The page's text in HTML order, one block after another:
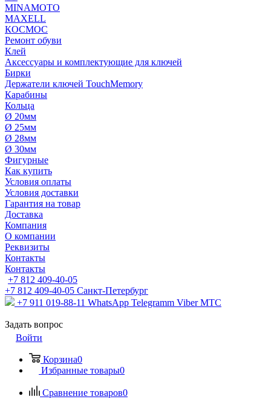
MINAMOTO
MAXELL
КОСМОС
Ремонт обуви
Клей
Аксессуары и комплектующие для ключей
Бирки
Держатели ключей TouchMemory
Карабины
Кольца
Ø 20мм
Ø 25мм
Ø 28мм
Ø 30мм
Фигурные
Как купить
Условия оплаты
Условия доставки
Гарантия на товар
Доставка
Компания
О компании
Реквизиты
Контакты
Контакты
+7 812 409-40-05
+7 812 409-40-05 Санĸт-Петербург
+7 911 019-88-11 WhatsApp Telegramm Viber МТС
Задать вопрос
Войти
Корзина0
Избранные товары0
Сравнение товаров0